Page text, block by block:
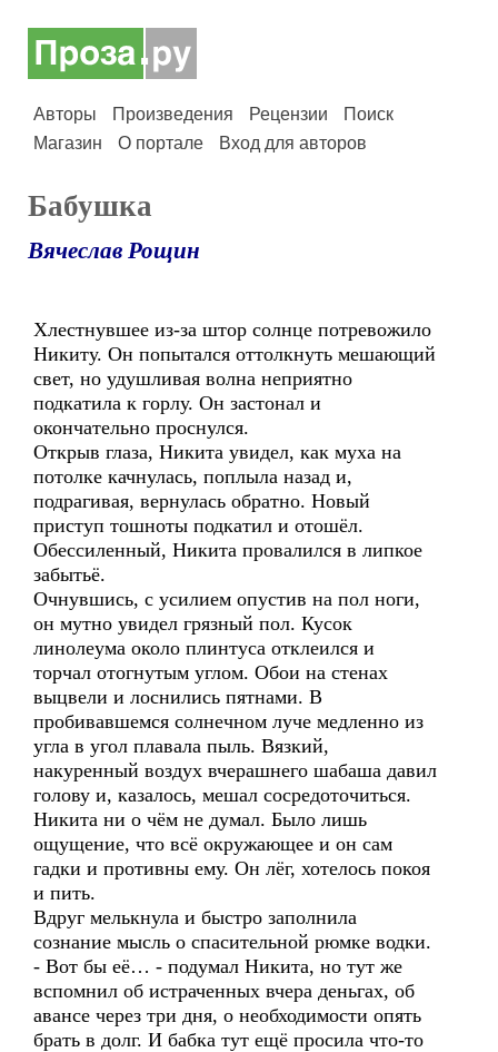
Авторы Произведения Рецензии
Поиск
Магазин
О портале Вход для авторов
Бабушка
Вячеслав Рощин
Хлестнувшее из-за штор солнце потревожило
Никиту. Он попытался оттолкнуть мешающий
свет, но удушливая волна неприятно
подкатила к горлу. Он застонал и
окончательно проснулся.
Открыв глаза, Никита увидел, как муха на
потолке качнулась, поплыла назад и,
подрагивая, вернулась обратно. Новый
приступ тошноты подкатил и отошёл.
Обессиленный, Никита провалился в липкое
забытьё.
Очнувшись, с усилием опустив на пол ноги,
он мутно увидел грязный пол. Кусок
линолеума около плинтуса отклеился и
торчал отогнутым углом. Обои на стенах
выцвели и лоснились пятнами. В
пробивавшемся солнечном луче медленно из
угла в угол плавала пыль. Вязкий,
накуренный воздух вчерашнего шабаша давил
голову и, казалось, мешал сосредоточиться.
Никита ни о чём не думал. Было лишь
ощущение, что всё окружающее и он сам
гадки и противны ему. Он лёг, хотелось покоя
и пить.
Вдруг мелькнула и быстро заполнила
сознание мысль о спасительной рюмке водки.
- Вот бы её… - подумал Никита, но тут же
вспомнил об истраченных вчера деньгах, об
авансе через три дня, о необходимости опять
брать в долг. И бабка тут ещё просила что-то